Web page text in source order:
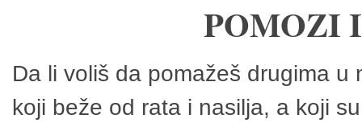
POMOZI
Da li voliš da pomažeš drugima
koji beže od rata i nasilja, a koji